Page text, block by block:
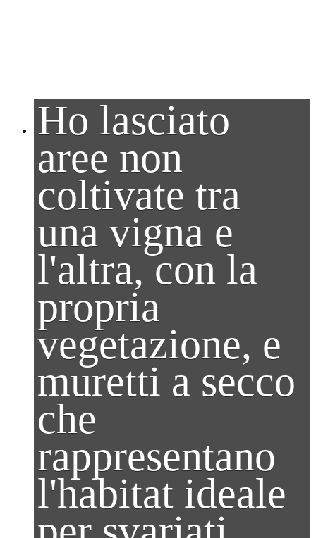
Ho lasciato
aree non
coltivate tra
una vigna e
l'altra, con la
propria
vegetazione, e
muretti a secco
che
rappresentano
l'habitat ideale